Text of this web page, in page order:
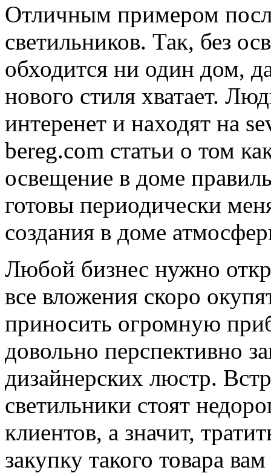
Отличным примером
светильников. Так, без
обходится ни один дом,
нового стиля хватает.
интеренет и находят на
bereg.com статьи о том
освещение в доме
готовы периодически
создания в доме
Любой бизнес нужно
все вложения скоро
приносить огромную
довольно перспективно
дизайнерских люстр.
светильники стоят
клиентов, а значит,
закупку такого товара